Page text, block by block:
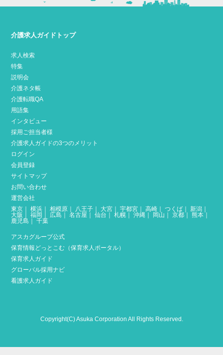
介護求人ガイドトップ
求人検索
特集
説明会
介護ネタ帳
介護転職QA
用語集
インタビュー
採用ご担当者様
介護求人ガイドの3つのメリット
ログイン
会員登録
サイトマップ
お問い合わせ
運営会社
東京 ｜横浜 ｜相模原 ｜ 八王子 ｜ 大宮 ｜宇都宮 ｜高崎 ｜つくば ｜ 新潟 ｜
大阪
｜福岡 広島 ｜名古屋 ｜仙台 ｜札幌 ｜沖縄 ｜ 岡山 ｜京都｜熊本｜
鹿児島 ｜千葉
アスカグループ公式
保育情報どっとこむ（保育求人ポータル）
保育求人ガイド
グローバル採用ナビ
看護求人ガイド
Copyright(C) Asuka Corporation All Rights Reserved.